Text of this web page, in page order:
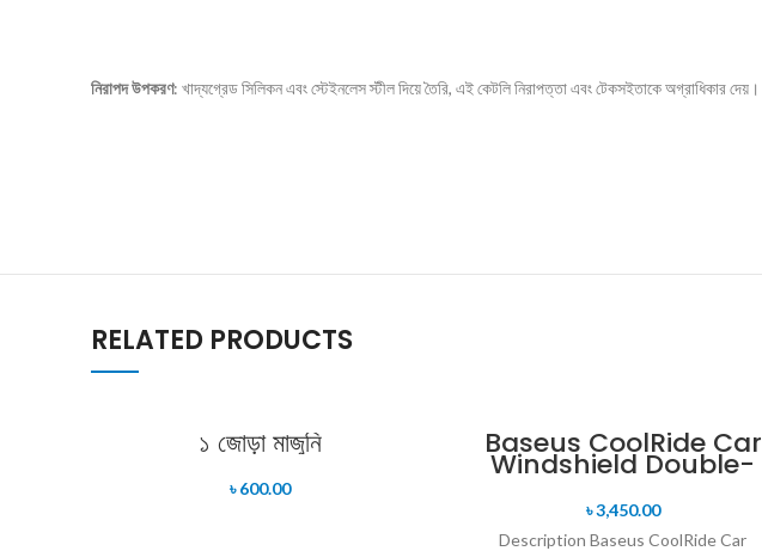
নিরাপদ উপকরণ: খাদ্যগ্রেড সিলিকন এবং স্টেইনলেস স্টীল দিয়ে তৈরি, এই কেটলি নিরাপত্তা এবং টেকসইতাকে অগ্রাধিকার দেয়।
RELATED PRODUCTS
১ জোড়া মাজুনি
৳600.00
Baseus CoolRide Car
Windshield Double-
Layed Sun Shade
Umbrella Pro
৳3,450.00
Description Baseus CoolRide Car